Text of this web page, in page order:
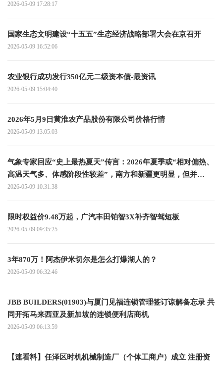
2026-05-09 17:28:17
国家生态文明建设“十五五”生态经济战略部署大会在京召开
2026-05-09 16:52:06
农业银行成功发行350亿元二级资本债-最资讯
2026-05-09 15:04:40
2026年5月9日黄淮农产品股份有限公司价格行情
2026-05-09 13:05:03
气象专家回应“史上最热夏天”传言：2026年夏季或“相对偏热、
高温天气多、体感阶段性较差”，南方和新疆更明显，但并
非“灾难级夏天”
2026-05-09 10:31:38
限时权益价9.48万起，广汽丰田铂智3X补齐智驾短板
2026-05-09 09:35:25
3年870万！阿杰伊米切尔是怎么打爆湖人的？
2026-05-09 06:32:46
JBB BUILDERS(01903)与厦门见福连锁管理签订谅解备忘录 共
同开拓马来西亚及新加坡的连锁便利店商机
2026-05-09 06:13:59
【速看料】任泽区时机机械制造厂（个体工商户）成立 注册资